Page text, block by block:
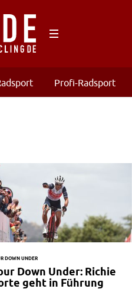
Profi-Radsport
DOWN UNDER
Down Under: Richie
geht in Führung